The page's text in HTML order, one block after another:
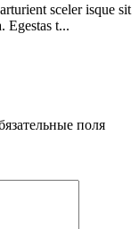
sceler isque sit
Egestas t...
поля